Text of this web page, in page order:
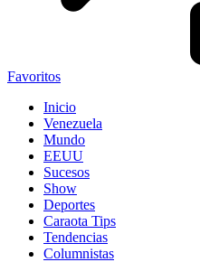
Favoritos
Inicio
Venezuela
Mundo
EEUU
Sucesos
Show
Deportes
Caraota Tips
Tendencias
Columnistas